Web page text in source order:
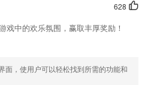
以远程切换面孔，拍摄照片和视频。
机动车考试大纲，涵盖完整的小车、货
628
戏中的欢乐氛围，赢取丰厚奖励！
面，使用户可以轻松找到所需的功能和